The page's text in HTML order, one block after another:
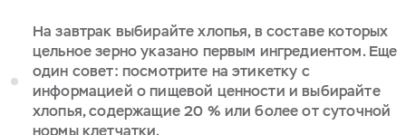
На завтрак выбирайте хлопья, в составе которых
цельное зерно указано первым ингредиентом. Еще
один совет: посмотрите на этикетку с
информацией о пищевой ценности и выбирайте
хлопья, содержащие 20 % или более от суточной
нормы клетчатки.